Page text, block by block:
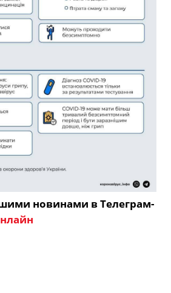
новинами в Телеграм-